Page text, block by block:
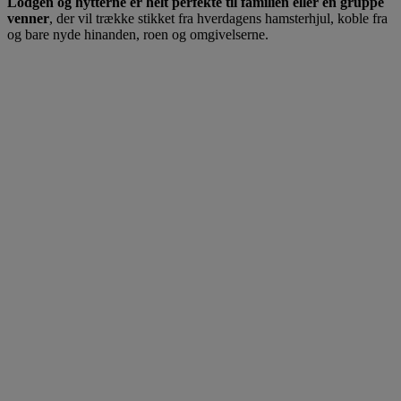
venner, der vil trække stikket fra hverdagens hamsterhjul, koble fra
og bare nyde hinanden, roen og omgivelserne.